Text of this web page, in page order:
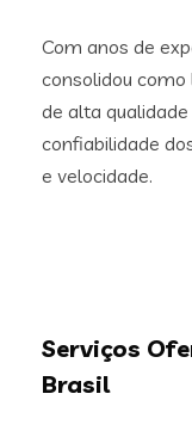
Com anos de
consolidou
de alta
confiabilidade
e velocidade.
Serviços
Brasil